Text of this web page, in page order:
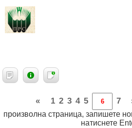
« 1 2 3 4 5 7
произволна страница, запишете
натиснете